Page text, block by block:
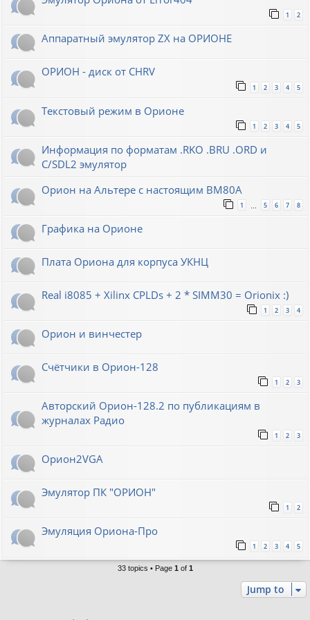
1 2
Аппаратный эмулятор ZX на ОРИОНЕ
ОРИОН - диск от CHRV
1 2 3 4 5
Текстовый режим в Орионе
1 2 3 4 5
Информация по форматам .RKO .BRU .ORD и
С/SDL2 эмулятор
Орион на Альтере с настоящим ВМ80А
1 5 6 7 8
Графика на Орионе
Плата Ориона для корпуса УКНЦ
Real i8085 + Xilinx CPLDs + 2 * SIMM30 = Orionix :)
1 2 3 4
Орион и винчестер
Счётчики в Орион-128
1 2 3
Авторский Орион-128.2 по публикациям в
журналах Радио
1 2 3
Орион2VGA
Эмулятор ПК "ОРИОН"
1 2
Эмуляция Ориона-Про
1 2 3 4 5
33 topics • Page 1 of 1
Jump to